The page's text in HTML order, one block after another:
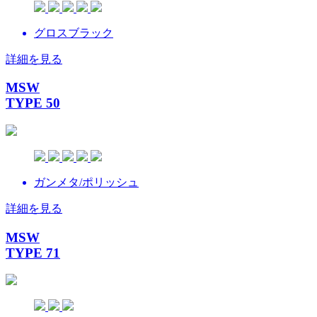
グロスブラック
詳細を見る
MSW
TYPE 50
ガンメタ/ポリッシュ
詳細を見る
MSW
TYPE 71